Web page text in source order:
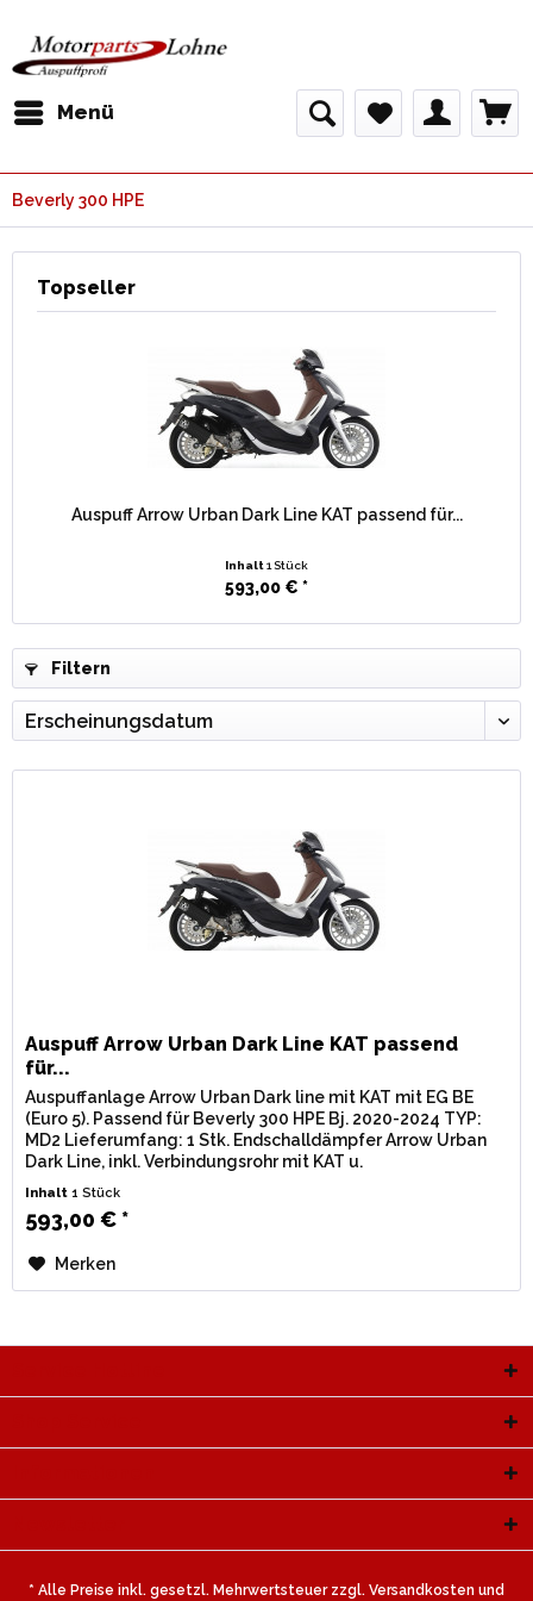
Menü
Beverly 300 HPE
Topseller
Auspuff Arrow Urban Dark Line KAT passend für...
Inhalt 1 Stück
593,00 € *
Filtern
Auspuff Arrow Urban Dark Line KAT passend
für...
Auspuffanlage Arrow Urban Dark line mit KAT mit EG BE
(Euro 5). Passend für Beverly 300 HPE Bj. 2020-2024 TYP:
MD2 Lieferumfang: 1 Stk. Endschalldämpfer Arrow Urban
Dark Line, inkl. Verbindungsrohr mit KAT u.
Inhalt1 Stück
593,00 € *
Merken
* Alle Preise inkl. gesetzl. Mehrwertsteuer zzgl. Versandkosten und